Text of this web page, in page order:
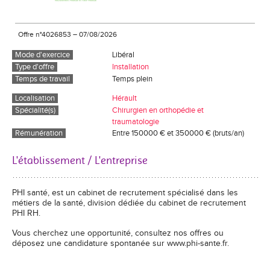
Offre n°4026853 – 07/08/2026
Mode d'exercice
Libéral
Type d'offre
Installation
Temps de travail
Temps plein
Localisation
Hérault
Spécialité(s)
Chirurgien en orthopédie et
traumatologie
Rémunération
Entre 150000 € et 350000 € (bruts/an)
L'établissement / L'entreprise
PHI santé, est un cabinet de recrutement spécialisé dans les
métiers de la santé, division dédiée du cabinet de recrutement
PHI RH.
Vous cherchez une opportunité, consultez nos offres ou
déposez une candidature spontanée sur www.phi-sante.fr.